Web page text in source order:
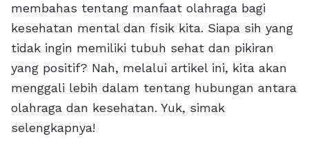
membahas tentang manfaat olahraga bagi
kesehatan mental dan fisik kita. Siapa sih yang
tidak ingin memiliki tubuh sehat dan pikiran
yang positif? Nah, melalui artikel ini, kita akan
menggali lebih dalam tentang hubungan antara
olahraga dan kesehatan. Yuk, simak
selengkapnya!